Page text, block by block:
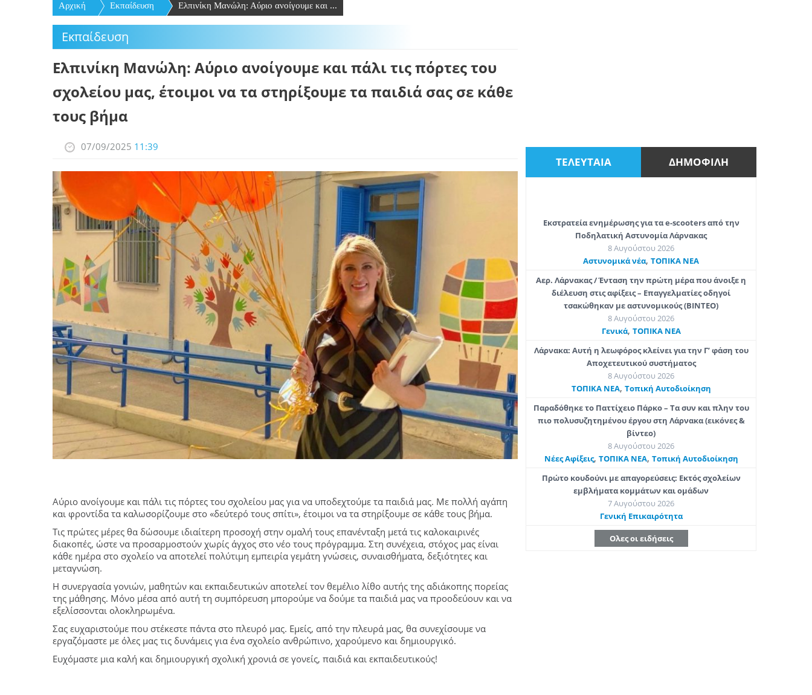
Αρχική Εκπαίδευση Ελπινίκη Μανώλη: Αύριο ανοίγουμε και ...
Εκπαίδευση
Ελπινίκη Μανώλη: Αύριο ανοίγουμε και πάλι τις πόρτες του
σχολείου μας, έτοιμοι να τα στηρίξουμε τα παιδιά σας σε κάθε
τους βήμα
07/09/2025 11:39
Αύριο ανοίγουμε και πάλι τις πόρτες του σχολείου μας για να υποδεχτούμε τα παιδιά μας. Με πολλή αγάπη
και φροντίδα τα καλωσορίζουμε στο «δεύτερό τους σπίτι», έτοιμοι να τα στηρίξουμε σε κάθε τους βήμα.
Τις πρώτες μέρες θα δώσουμε ιδιαίτερη προσοχή στην ομαλή τους επανένταξη μετά τις καλοκαιρινές
διακοπές, ώστε να προσαρμοστούν χωρίς άγχος στο νέο τους πρόγραμμα. Στη συνέχεια, στόχος μας είναι
κάθε ημέρα στο σχολείο να αποτελεί πολύτιμη εμπειρία γεμάτη γνώσεις, συναισθήματα, δεξιότητες και
μεταγνώση.
Η συνεργασία γονιών, μαθητών και εκπαιδευτικών αποτελεί τον θεμέλιο λίθο αυτής της αδιάκοπης πορείας
της μάθησης. Μόνο μέσα από αυτή τη συμπόρευση μπορούμε να δούμε τα παιδιά μας να προοδεύουν και να
εξελίσσονται ολοκληρωμένα.
Σας ευχαριστούμε που στέκεστε πάντα στο πλευρό μας. Εμείς, από την πλευρά μας, θα συνεχίσουμε να
εργαζόμαστε με όλες μας τις δυνάμεις για ένα σχολείο ανθρώπινο, χαρούμενο και δημιουργικό.
Ευχόμαστε μια καλή και δημιουργική σχολική χρονιά σε γονείς, παιδιά και εκπαιδευτικούς!
ΤΕΛΕΥΤΑΙΑ ΔΗΜΟΦΙΛΗ
Εκστρατεία ενημέρωσης για τα e-scooters από την
Ποδηλατική Αστυνομία Λάρνακας
8 Αυγούστου 2026
Aστυνομικά νέα,ΤΟΠΙΚΑ ΝΕΑ
Αερ. Λάρνακας / Ένταση την πρώτη μέρα που άνοιξε η
διέλευση στις αφίξεις – Επαγγελματίες οδηγοί
τσακώθηκαν με αστυνομικούς (ΒΙΝΤΕΟ)
8 Αυγούστου 2026
Γενικά, ΤΟΠΙΚΑ ΝΕΑ
Λάρνακα: Αυτή η λεωφόρος κλείνει για την Γ’ φάση του
Αποχετευτικού συστήματος
8 Αυγούστου 2026
ΤΟΠΙΚΑ ΝΕΑ, Τοπική Αυτοδιοίκηση
Παραδόθηκε το Παττίχειο Πάρκο – Τα συν και πλην του
πιο πολυσυζητημένου έργου στη Λάρνακα (εικόνες &
βίντεο)
8 Αυγούστου 2026
Νέες Αφίξεις, ΤΟΠΙΚΑ ΝΕΑ, Τοπική Αυτοδιοίκηση
Πρώτο κουδούνι με απαγορεύσεις: Εκτός σχολείων
εμβλήματα κομμάτων και ομάδων
7 Αυγούστου 2026
Γενική Επικαιρότητα
Ολες οι ειδήσεις